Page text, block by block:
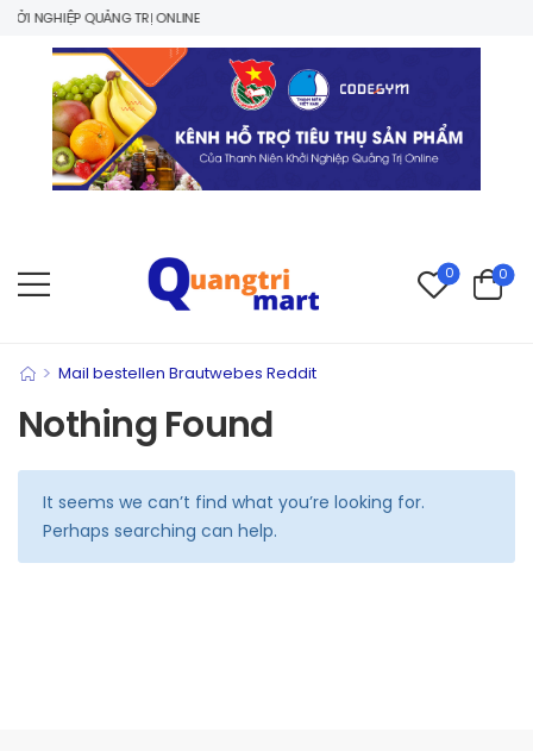
NGHIỆP QUẢNG TRỊ ONLINE
0 0
> Mail bestellen Brautwebes Reddit
Nothing Found
It seems we can’t find what you’re looking for.
Perhaps searching can help.